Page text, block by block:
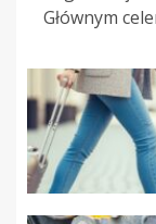
Głównym